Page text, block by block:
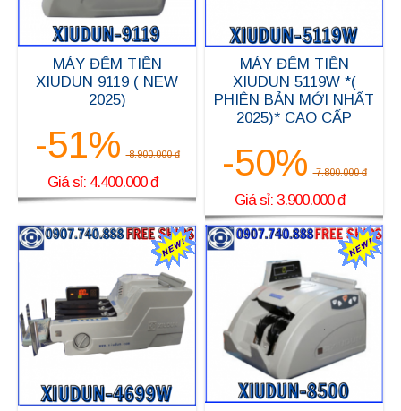
MÁY ĐẾM TIỀN
XIUDUN 9119 ( NEW
2025)
-51% 8.900.000 đ
Giá sỉ: 4.400.000 đ
MÁY ĐẾM TIỀN
XIUDUN 5119W *(
PHIÊN BẢN MỚI NHẤT
2025)* CAO CẤP
-50% 7.800.000 đ
Giá sỉ: 3.900.000 đ